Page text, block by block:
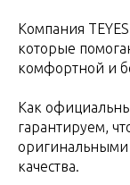
Компания
которые
комфортной и
Как
гарантируем,
оригинальными
качества.